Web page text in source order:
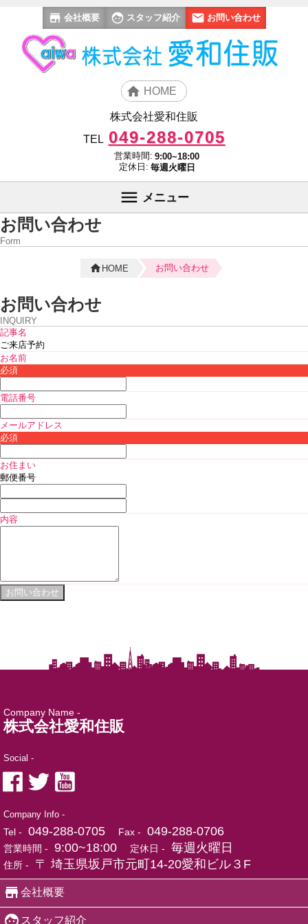
会社概要 スタッフ紹介 お問い合わせ
HOME
株式会社愛和住販
TEL 049-288-0705
営業時間: 9:00~18:00
定休日: 毎週火曜日
メニュー
お問い合わせ
Form
HOME お問い合わせ
お問い合わせ
INQUIRY
記事名
ご来店予約
お名前
必須
電話番号
メールアドレス
必須
お住まい
郵便番号
内容
Company Name -
株式会社愛和住販
Social -
Company Info -
Tel - 049-288-0705 Fax - 049-288-0706
営業時間 - 9:00~18:00 定休日 - 毎週火曜日
住所 - 〒 埼玉県坂戸市元町14-20愛和ビル３F
会社概要
スタッフ紹介